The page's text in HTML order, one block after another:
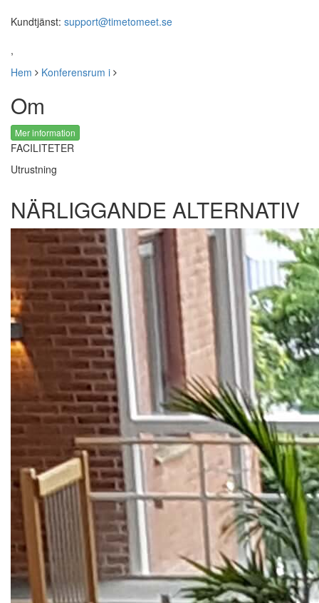
Kundtjänst: support@timetomeet.se
,
Hem
Konferensrum i
Om
Mer information
FACILITETER
Utrustning
NÄRLIGGANDE ALTERNATIV